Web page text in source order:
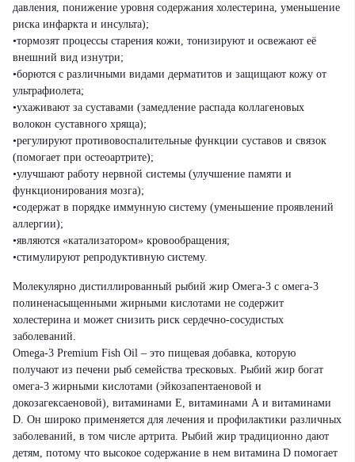
давления, понижение уровня содержания холестерина, уменьшение
риска инфаркта и инсульта);
•тормозят процессы старения кожи, тонизируют и освежают её
внешний вид изнутри;
•борются с различными видами дерматитов и защищают кожу от
ультрафиолета;
•ухаживают за суставами (замедление распада коллагеновых
волокон суставного хряща);
•регулируют противовоспалительные функции суставов и связок
(помогает при остеоартрите);
•улучшают работу нервной системы (улучшение памяти и
функционирования мозга);
•содержат в порядке иммунную систему (уменьшение проявлений
аллергии);
•являются «катализатором» кровообращения;
•стимулируют репродуктивную систему.
Молекулярно дистиллированный рыбий жир Омега-3 с омега-3
полиненасыщенными жирными кислотами не содержит
холестерина и может снизить риск сердечно-сосудистых
заболеваний.
Omega-3 Premium Fish Oil – это пищевая добавка, которую
получают из печени рыб семейства тресковых. Рыбий жир богат
омега-3 жирными кислотами (эйкозапентаеновой и
докозагексаеновой), витаминами Е, витаминами А и витаминами
D. Он широко применяется для лечения и профилактики различных
заболеваний, в том числе артрита. Рыбий жир традиционно дают
детям, потому что высокое содержание в нем витамина D помогает